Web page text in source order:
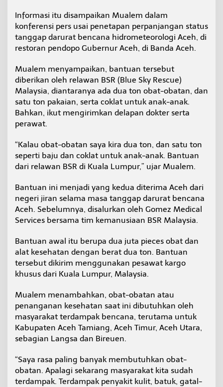
k
i
a
n
a
r
M
a
l
i
a
Informasi itu disampaikan Mualem dalam
konferensi pers usai penetapan perpanjangan status
tanggap darurat bencana hidrometeorologi Aceh, di
restoran pendopo Gubernur Aceh, di Banda Aceh.
Mualem menyampaikan, bantuan tersebut
diberikan oleh relawan BSR (Blue Sky Rescue)
Malaysia, diantaranya ada dua ton obat-obatan, dan
satu ton pakaian, serta coklat untuk anak-anak.
Bahkan, ikut mengirimkan delapan dokter serta
perawat.
“Kalau obat-obatan saya kira dua ton, dan satu ton
seperti baju dan coklat untuk anak-anak. Bantuan
dari relawan BSR di Kuala Lumpur,” ujar Mualem.
Bantuan ini menjadi yang kedua diterima Aceh dari
negeri jiran selama masa tanggap darurat bencana
Aceh. Sebelumnya, disalurkan oleh Gomez Medical
Services bersama tim kemanusiaan BSR Malaysia.
Bantuan awal itu berupa dua juta pieces obat dan
alat kesehatan dengan berat dua ton. Bantuan
tersebut dikirim menggunakan pesawat kargo
khusus dari Kuala Lumpur, Malaysia.
Mualem menambahkan, obat-obatan atau
penanganan kesehatan saat ini dibutuhkan oleh
masyarakat terdampak bencana, terutama untuk
Kabupaten Aceh Tamiang, Aceh Timur, Aceh Utara,
sebagian Langsa dan Bireuen.
“Saya rasa paling banyak membutuhkan obat-
obatan. Apalagi sekarang masyarakat kita sudah
terdampak. Terdampak penyakit kulit, batuk, gatal-